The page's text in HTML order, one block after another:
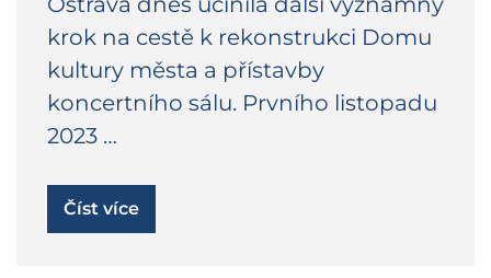
krok na cestě k rekonstrukci Domu
kultury města a přístavby
koncertního sálu. Prvního listopadu
2023 …
Číst více